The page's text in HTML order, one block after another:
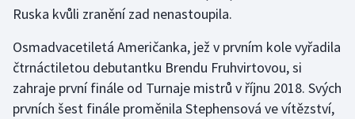
Rychlobruslení
Rychlostní kanoistika
Ruska kvůli zranění zad nenastoupila.
Osmadvacetiletá Američanka, jež v prvním kole vyřadila
čtrnáctiletou debutantku Brendu Fruhvirtovou, si
zahraje první finále od Turnaje mistrů v říjnu 2018. Svých
prvních šest finále proměnila Stephensová ve vítězství,